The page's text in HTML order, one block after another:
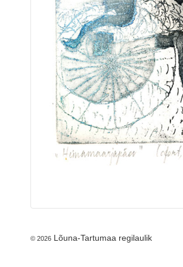
© 2026 Lõuna-Tartumaa regilaulik